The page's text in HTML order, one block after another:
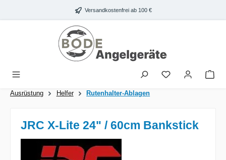
Zum Hauptinhalt springen Versandkostenfrei ab 100 €
Ausrüstung Helfer Rutenhalter-Ablagen
JRC X-Lite 24" / 60cm Bankstick